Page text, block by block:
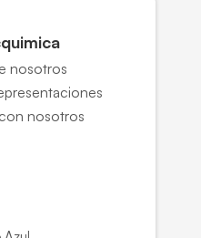
nosotros
nosotros